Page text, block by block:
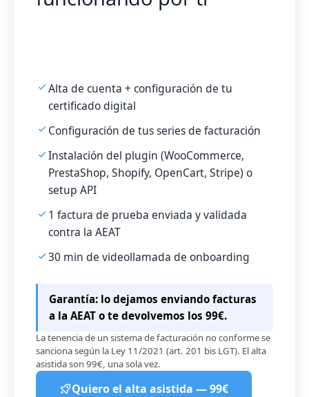
Alta de cuenta + configuración de tu
certificado digital
Configuración de tus series de facturación
Instalación del plugin (WooCommerce,
PrestaShop, Shopify, OpenCart, Stripe) o
setup API
1 factura de prueba enviada y validada
contra la AEAT
30 min de videollamada de onboarding
Garantía: lo dejamos enviando facturas
a la AEAT o te devolvemos los 99€.
La tenencia de un sistema de facturación no conforme se
sanciona según la Ley 11/2021 (art. 201 bis LGT). El alta
asistida son 99€, una sola vez.
Quiero el alta asistida — 99€